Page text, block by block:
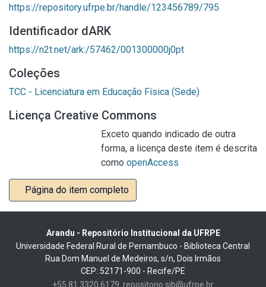
https://repository.ufrpe.br/handle/123456789/795
Identificador dARK
https://n2t.net/ark:/57462/001300000j0pt
Coleções
TCC - Licenciatura em Educação Física (Sede)
Licença Creative Commons
Exceto quando indicado de outra
forma, a licença deste item é descrita
como openAccess
Página do item completo
Arandu - Repositório Institucional da UFRPE